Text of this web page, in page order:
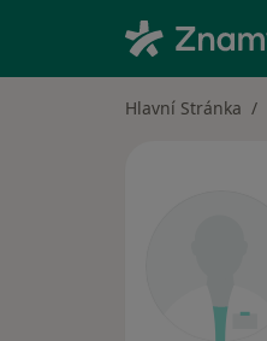
Hlavní Stránka